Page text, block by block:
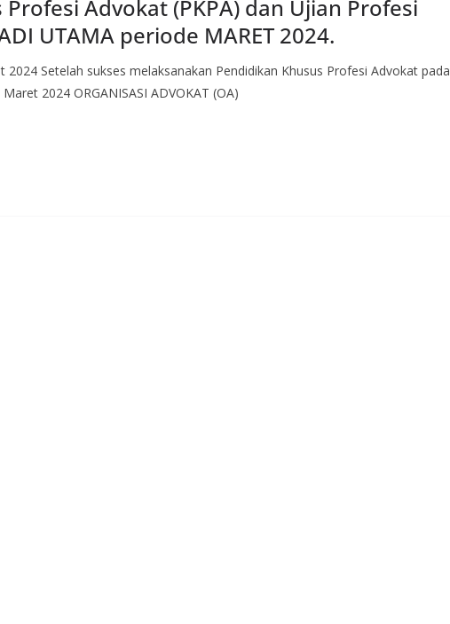
Advokat (PKPA) dan Ujian Profesi
UTAMA periode MARET 2024.
2024 Setelah sukses melaksanakan Pendidikan Khusus Profesi Advokat pada
2024 ORGANISASI ADVOKAT (OA)